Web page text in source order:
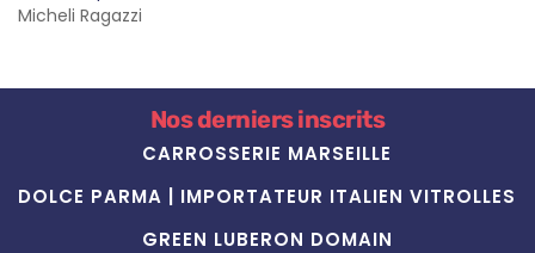
Micheli Ragazzi
Nos derniers inscrits
CARROSSERIE MARSEILLE
DOLCE PARMA | IMPORTATEUR ITALIEN VITROLLES
GREEN LUBERON DOMAIN